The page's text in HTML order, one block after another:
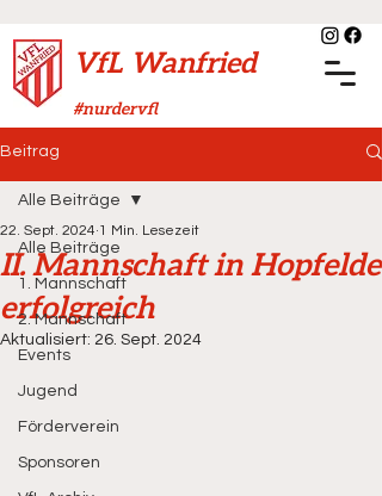
VfL Wanfried
#nurdervfl
Beitrag
Alle Beiträge
1. Mannschaft
2. Mannschaft
Events
Jugend
Förderverein
Sponsoren
Alle Beiträge
II. Mannschaft in Hopfelde
erfolgreich
22. Sept. 2024 1 Min. Lesezeit
Aktualisiert: 26. Sept. 2024